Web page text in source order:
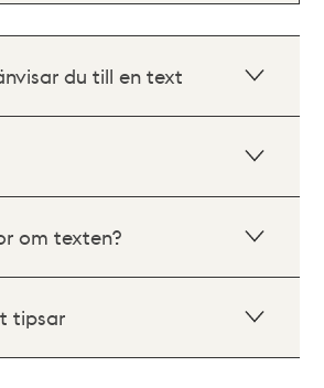
du till en text
om texten?
tipsar